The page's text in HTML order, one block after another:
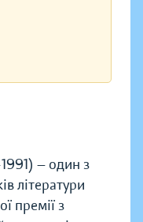
— один з
літератури
премії з